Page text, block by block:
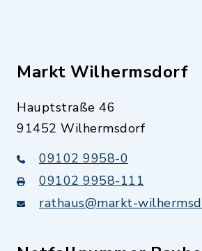
Markt Wilhermsdorf
Hauptstraße 46
91452 Wilhermsdorf
09102 9958-0
09102 9958-111
rathaus@markt-